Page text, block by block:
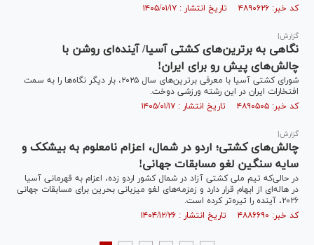
کد خبر: ۴۸۹۰۶۲۶ تاریخ انتشار : ۱۴۰۵/۰۱/۱۷
گزارش|
نگاهی به برترین‌های کشتی آسیا/ آینده‌ای روشن با
چالش‌های پیش رو برای ایران!
شورای کشتی آسیا با معرفی برترین‌های سال ۲۰۲۵، بار دیگر نگاه‌ها را به سمت
افتخارات ایران در این رشته ورزشی دوخت.
کد خبر: ۴۸۹۰۵۰۵ تاریخ انتشار : ۱۴۰۵/۰۱/۱۷
گزارش|
چالش‌های کشتی؛ اردو در شمال، اعزام نامعلوم به بیشکک و
سایه سنگین لغو مسابقات جهانی!
در حالی‌که تیم ملی کشتی آزاد در شمال کشور اردو زده، اعزام به قهرمانی آسیا
در هاله‌ای از ابهام قرار دارد و زمزمه‌های لغو میزبانی بحرین برای مسابقات جهانی
۲۰۲۶، آینده را تیره‌تر کرده است.
کد خبر: ۴۸۸۶۶۹۰ تاریخ انتشار : ۱۴۰۴/۱۲/۲۶